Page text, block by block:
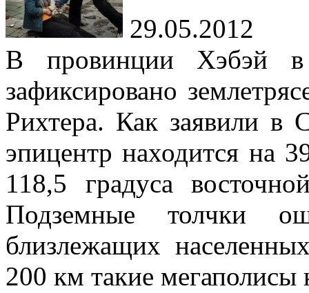
29.05.2012
В провинции Хэбэй
зафиксировано
Рихтера. Как заявили в
эпицентр находится на
118,5 градуса
Подземные толчки
близлежащих
200 км такие мегаполисы